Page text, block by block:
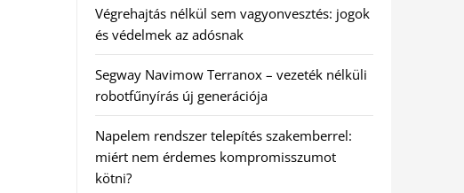
Végrehajtás nélkül sem vagyonvesztés: jogok
és védelmek az adósnak
Segway Navimow Terranox – vezeték nélküli
robotfűnyírás új generációja
Napelem rendszer telepítés szakemberrel:
miért nem érdemes kompromisszumot
kötni?